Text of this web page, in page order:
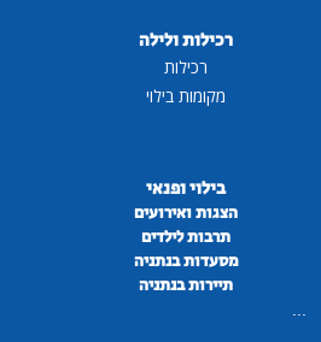
רכילות ולילה
רכילות
מקומות בילוי
בילוי ופנאי
הצגות ואירועים
תרבות לילדים
מסעדות בנתניה
תיירות בנתניה